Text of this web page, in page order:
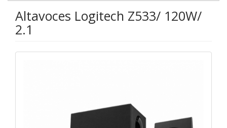
Altavoces Logitech Z533/ 120W/
2.1